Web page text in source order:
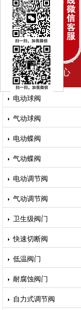
自力式调节阀、快速切断阀
、闸阀
电动执行器、气动执行器
PRODUCT
产品中心
电动球阀
气动球阀
电动蝶阀
气动蝶阀
电动调节阀
气动调节阀
卫生级阀门
快速切断阀
低温阀门
耐腐蚀阀门
自力式调节阀